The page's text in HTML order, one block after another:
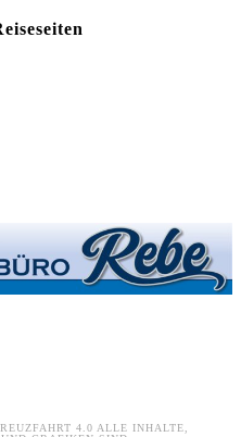
4.0 ALLE INHALTE,